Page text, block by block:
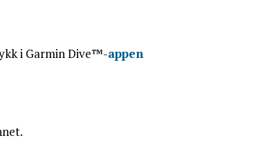
i Garmin Dive™-appen